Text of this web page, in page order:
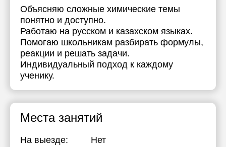
Объясняю сложные химические темы
понятно и доступно.
Работаю на русском и казахском языках.
Помогаю школьникам разбирать формулы,
реакции и решать задачи.
Индивидуальный подход к каждому
ученику.
Места занятий
На выезде: Нет